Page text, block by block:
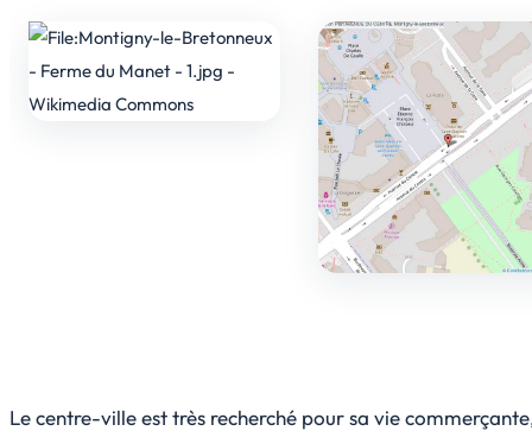
Le centre-ville est très recherché pour sa vie